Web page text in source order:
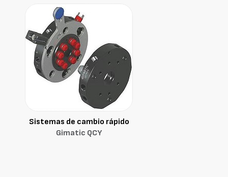
Sistemas de cambio rápido
Gimatic QCY